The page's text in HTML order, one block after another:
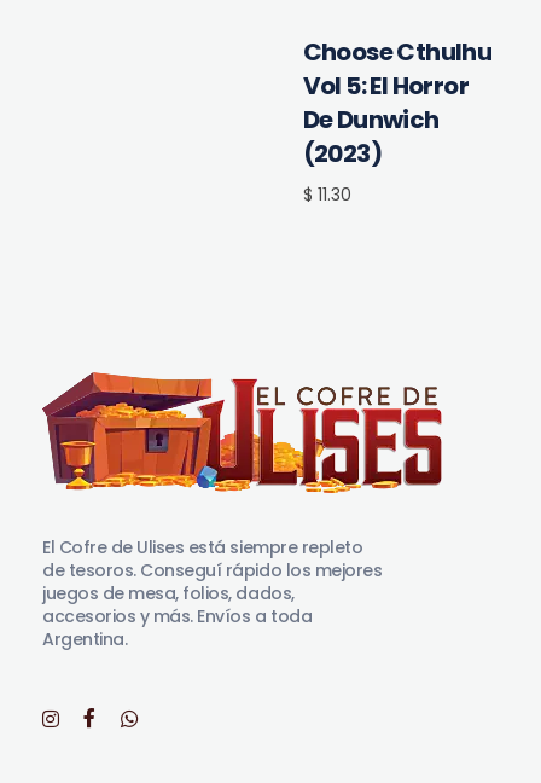
Choose Cthulhu
Vol 5: El Horror
De Dunwich
(2023)
$ 11.30
El Cofre de Ulises está siempre repleto
de tesoros. Conseguí rápido los mejores
juegos de mesa, folios, dados,
accesorios y más. Envíos a toda
Argentina.